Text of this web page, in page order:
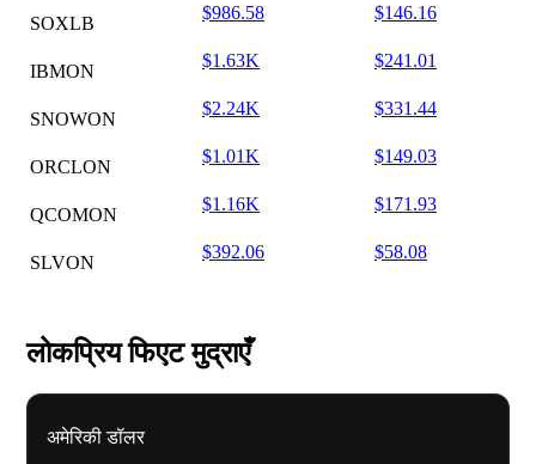
SOXLB
$986.58 $146.16
IBMON
$1.63K $241.01
SNOWON
$2.24K $331.44
ORCLON
$1.01K $149.03
QCOMON
$1.16K $171.93
SLVON
$392.06 $58.08
लोकप्रिय फिएट मुद्राएँ
अमेरिकी डॉलर